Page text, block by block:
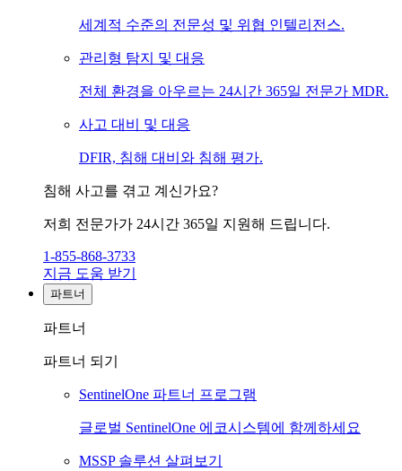
세계적 수준의 전문성 및 위협 인텔리전스.
관리형 탐지 및 대응
전체 환경을 아우르는 24시간 365일 전문가 MDR.
사고 대비 및 대응
DFIR, 침해 대비와 침해 평가.
침해 사고를 겪고 계신가요?
저희 전문가가 24시간 365일 지원해 드립니다.
1-855-868-3733
지금 도움 받기
파트너
파트너
파트너 되기
SentinelOne 파트너 프로그램
글로벌 SentinelOne 에코시스템에 함께하세요
MSSP 솔루션 살펴보기